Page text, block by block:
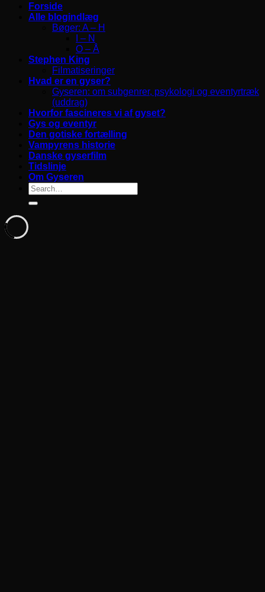
Forside
Alle blogindlæg
Bøger: A – H
I – N
O – Å
Stephen King
Filmatiseringer
Hvad er en gyser?
Gyseren: om subgenrer, psykologi og eventyrtræk
(uddrag)
Hvorfor fascineres vi af gyset?
Gys og eventyr
Den gotiske fortælling
Vampyrens historie
Danske gyserfilm
Tidslinje
Om Gyseren